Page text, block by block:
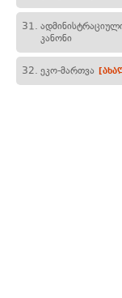
31.
კანონი
32. ეკო-მართვა